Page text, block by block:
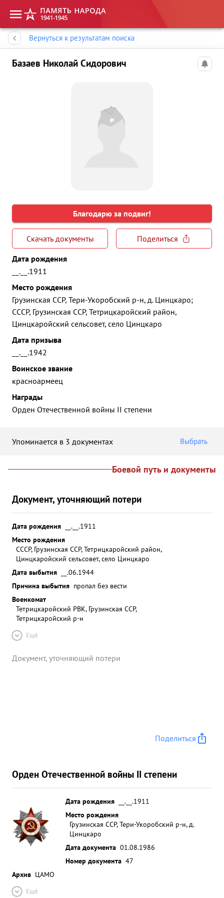
Вернуться к результатам поиска
Базаев Николай Сидорович
Благодарю за подвиг!
Скачать документы
Поделиться
Дата рождения
__.__.1911
Место рождения
Грузинская ССР, Тери-Укоробский р-н, д. Цинцкаро;
СССР, Грузинская ССР, Тетрицкаройский район,
Цинцкаройский сельсовет, село Цинцкаро
Дата призыва
__.__.1942
Воинское звание
красноармеец
Награды
Орден Отечественной войны II степени
Упоминается в 3 документах Выбрать
Боевой путь и документы
Документ, уточняющий потери
Дата рождения
__.__.1911
Место рождения
СССР, Грузинская ССР, Тетрицкаройский район,
Цинцкаройский сельсовет, село Цинцкаро
Дата выбытия
__.06.1944
Причина выбытия пропал без вести
Военкомат
Тетрицкаройский РВК, Грузинская ССР,
Тетрицкаройский р-н
Ещё
Документ, уточняющий потери
Поделиться
Орден Отечественной войны II степени
Дата рождения
__.__.1911
Место рождения
Грузинская ССР, Тери-Укоробский р-н, д.
Цинцкаро
Дата документа 01.08.1986
Номер документа 47
Архив ЦАМО
Ещё
Память народа